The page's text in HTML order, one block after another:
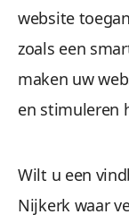
website
zoals een
maken uw
en stimuleren
Wilt u een
Nijkerk waar
Wees